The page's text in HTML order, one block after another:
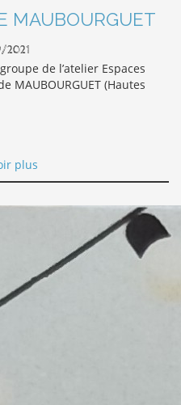
MAUBOURGUET
2021
de l’atelier Espaces
MAUBOURGUET (Hautes
plus